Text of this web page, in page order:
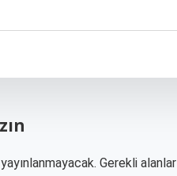
Gerekli alanlar